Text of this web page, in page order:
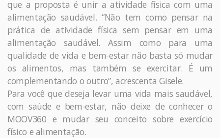
que a proposta é unir a atividade física com uma
alimentação saudável. “Não tem como pensar na
prática de atividade física sem pensar em uma
alimentação saudável. Assim como para uma
qualidade de vida e bem-estar não basta só mudar
os alimentos, mas também se exercitar. É um
complementando o outro”, acrescenta Gisele.
Para você que deseja levar uma vida mais saudável,
com saúde e bem-estar, não deixe de conhecer o
MOOV360 e mudar seu conceito sobre exercício
físico e alimentação.